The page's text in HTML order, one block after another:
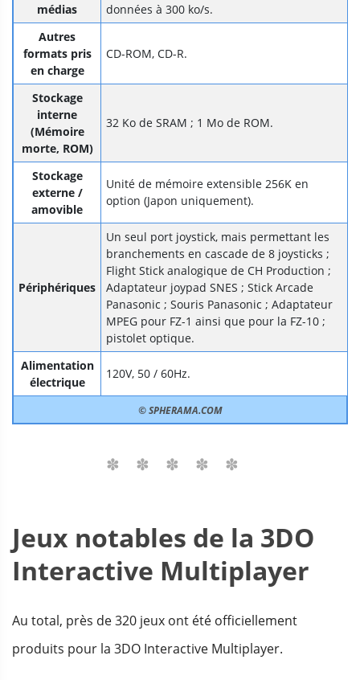
© SPHERAMA.COM
médias
données à 300 ko/s.
Autres
formats pris
en charge
CD-ROM, CD-R.
Stockage
interne
(Mémoire
morte, ROM)
32 Ko de SRAM ; 1 Mo de ROM.
Stockage
externe /
amovible
Unité de mémoire extensible 256K en
option (Japon uniquement).
Périphériques
Un seul port joystick, mais permettant les
branchements en cascade de 8 joysticks ;
Flight Stick analogique de CH Production ;
Adaptateur joypad SNES ; Stick Arcade
Panasonic ; Souris Panasonic ; Adaptateur
MPEG pour FZ-1 ainsi que pour la FZ-10 ;
pistolet optique.
Alimentation
électrique
120V, 50 / 60Hz.
Jeux notables de la 3DO
Interactive Multiplayer
Au total, près de 320 jeux ont été officiellement
produits pour la 3DO Interactive Multiplayer.